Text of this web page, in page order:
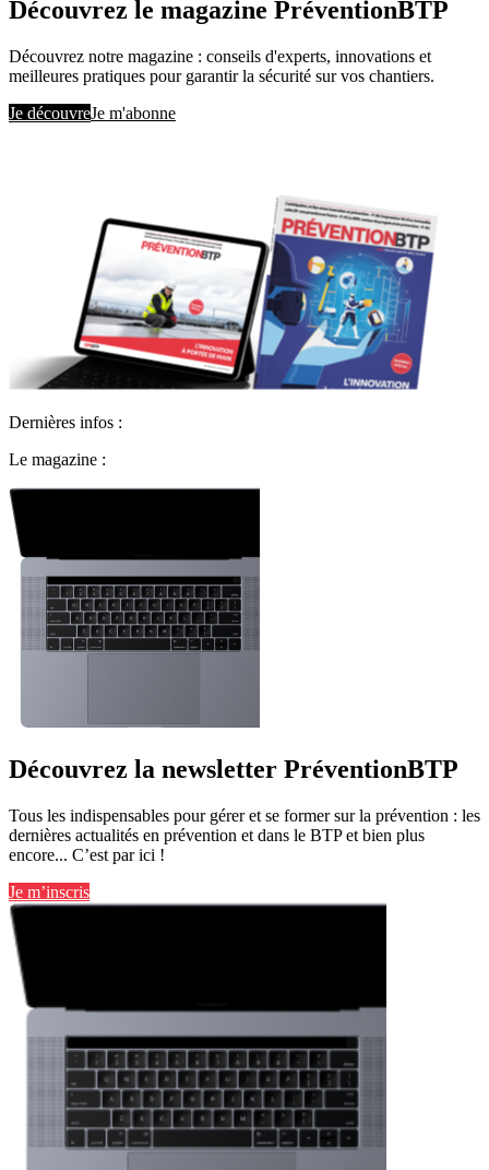
Découvrez le magazine PréventionBTP
Découvrez notre magazine : conseils d'experts, innovations et
meilleures pratiques pour garantir la sécurité sur vos chantiers.
Je découvreJe m'abonne
Dernières infos :
Le magazine :
Découvrez la newsletter PréventionBTP
Tous les indispensables pour gérer et se former sur la prévention : les
dernières actualités en prévention et dans le BTP et bien plus
encore... C’est par ici !
Je m’inscris